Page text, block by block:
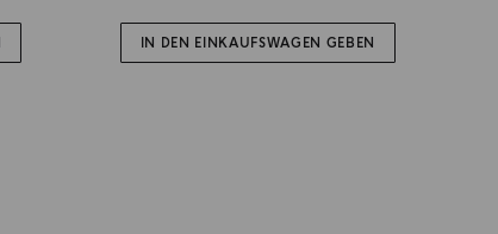
IN DEN EINKAUFSWAGEN GEBEN